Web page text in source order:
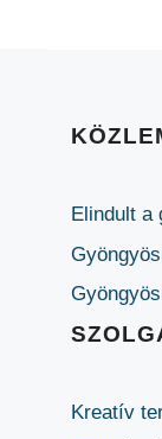
Elindult a
Kreatív